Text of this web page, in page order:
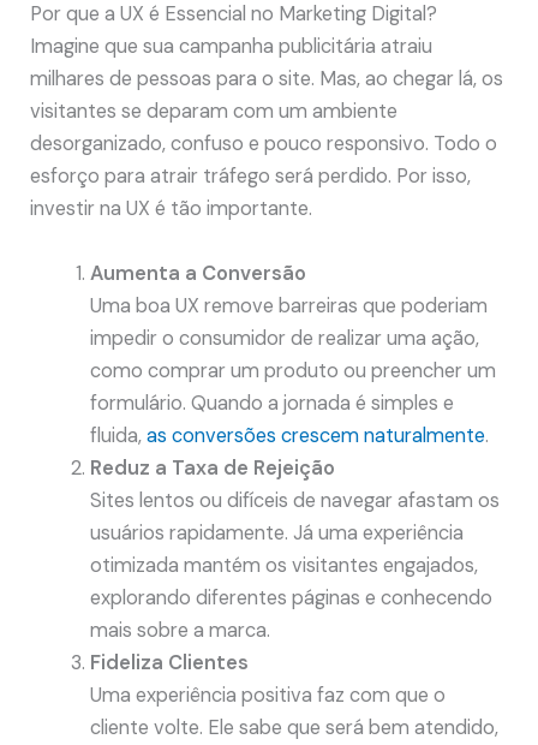
Por que a UX é Essencial no Marketing Digital?
Imagine que sua campanha publicitária atraiu
milhares de pessoas para o site. Mas, ao chegar lá, os
visitantes se deparam com um ambiente
desorganizado, confuso e pouco responsivo. Todo o
esforço para atrair tráfego será perdido. Por isso,
investir na UX é tão importante.
Aumenta a Conversão
Uma boa UX remove barreiras que poderiam
impedir o consumidor de realizar uma ação,
como comprar um produto ou preencher um
formulário. Quando a jornada é simples e
fluida,as conversões crescem naturalmente.
Reduz a Taxa de Rejeição
Sites lentos ou difíceis de navegar afastam os
usuários rapidamente. Já uma experiência
otimizada mantém os visitantes engajados,
explorando diferentes páginas e conhecendo
mais sobre a marca.
Fideliza Clientes
Uma experiência positiva faz com que o
cliente volte. Ele sabe que será bem atendido,